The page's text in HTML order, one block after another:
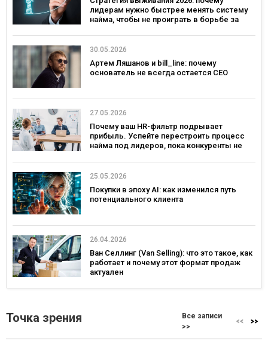
лидерам нужно быстрее менять систему
найма, чтобы не проиграть в борьбе за
30.05.2026
Артем Ляшанов и bill_line: почему
основатель не всегда остается СЕО
27.05.2026
Почему ваш HR-фильтр подрывает
прибыль. Успейте перестроить процесс
найма под лидеров, пока конкуренты не
25.05.2026
Покупки в эпоху AI: как изменился путь
потенциального клиента
26.04.2026
Ван Селлинг (Van Selling): что это такое, как
работает и почему этот формат продаж
актуален
Точка зрения
Все записи
>>